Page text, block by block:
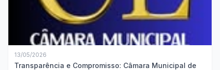
13/05/2026
Transparência e Compromisso: Câmara Municipal de